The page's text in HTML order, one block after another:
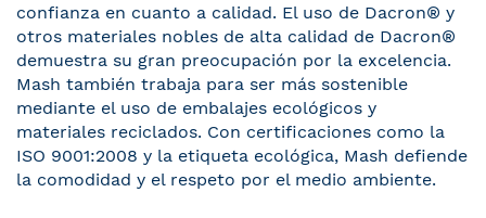
confianza en cuanto a calidad. El uso de Dacron® y
otros materiales nobles de alta calidad de Dacron®
demuestra su gran preocupación por la excelencia.
Mash también trabaja para ser más sostenible
mediante el uso de embalajes ecológicos y
materiales reciclados. Con certificaciones como la
ISO 9001:2008 y la etiqueta ecológica, Mash defiende
la comodidad y el respeto por el medio ambiente.